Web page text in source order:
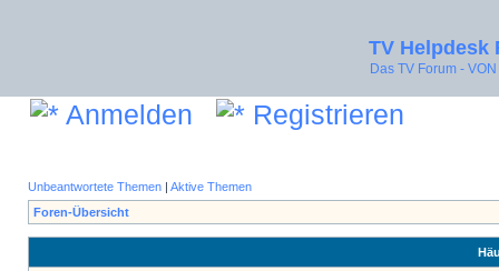
TV Helpdesk
Das TV Forum -
Anmelden Registrieren
Unbeantwortete Themen | Aktive Themen
Foren-Übersicht